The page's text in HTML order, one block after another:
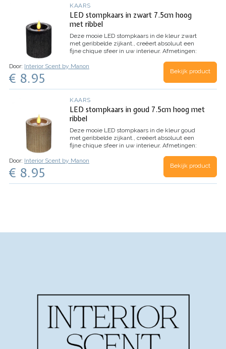
KAARS
LED stompkaars in zwart 7.5cm hoog
met ribbel
Deze mooie LED stompkaars in de kleur zwart
met geribbelde zijkant., creëert absoluut een
fijne chique sfeer in uw interieur. Afmetingen:
Door: Interior Scent by Manon
€ 8.95 Bekijk product
KAARS
LED stompkaars in goud 7.5cm hoog met
ribbel
Deze mooie LED stompkaars in de kleur goud
met geribbelde zijkant., creëert absoluut een
fijne chique sfeer in uw interieur. Afmetingen:
Door: Interior Scent by Manon
€ 8.95 Bekijk product